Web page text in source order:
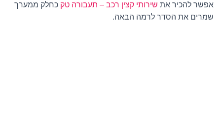
אפשר להכיר את שירותי קצין רכב – תעבורה טק כחלק ממערך
שמרים את הסדר לרמה הבאה.